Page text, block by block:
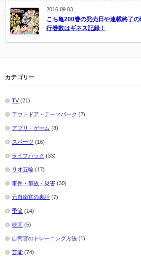
2016.09.03
こち亀200巻の発売日や連載終了
行巻数はギネス記録！
カテゴリー
TV(21)
アウトドア・テーマパーク (2)
アプリ・ゲーム (8)
スポーツ (16)
ライフハック (33)
リオ五輪 (17)
事件・事故・災害 (30)
元自衛官の裏話 (7)
季節 (14)
映画 (5)
自衛官のトレーニング方法 (1)
芸能 (74)